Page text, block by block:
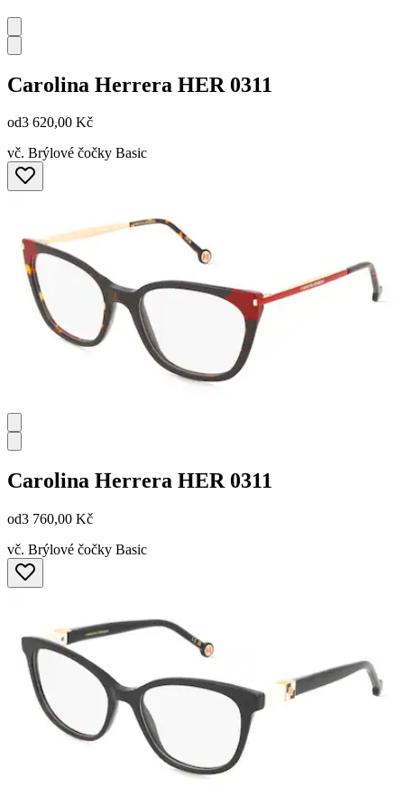
Carolina Herrera HER 0311
od3 620,00 Kč
vč. Brýlové čočky Basic
Carolina Herrera HER 0311
od3 760,00 Kč
vč. Brýlové čočky Basic